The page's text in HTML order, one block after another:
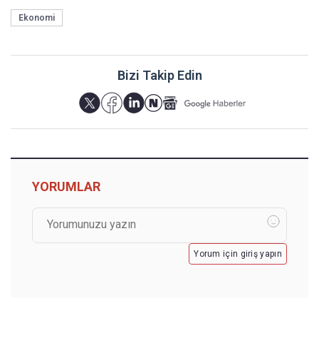
Ekonomi
Bizi Takip Edin
YORUMLAR
Yorum için giriş yapın